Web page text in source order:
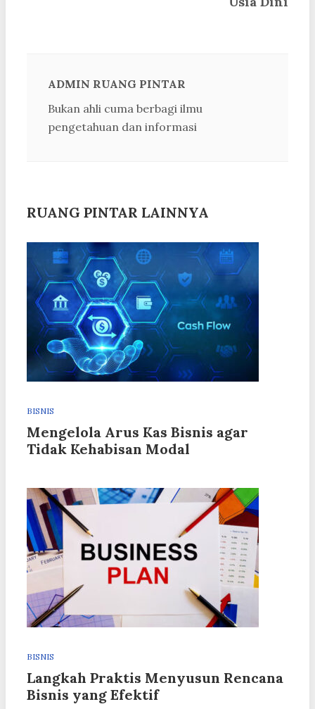
ADMIN RUANG PINTAR
Bukan ahli cuma berbagi ilmu
pengetahuan dan informasi
RUANG PINTAR LAINNYA
BISNIS
Mengelola Arus Kas Bisnis agar
Tidak Kehabisan Modal
BISNIS
Langkah Praktis Menyusun Rencana
Bisnis yang Efektif